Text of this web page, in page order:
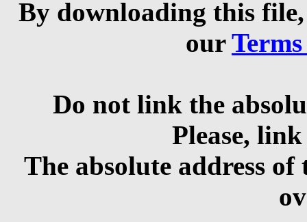
By downloading this
our
Do not link the
Please,
The absolute address